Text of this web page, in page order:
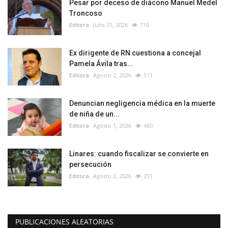
Pesar por deceso de diácono Manuel Medel
Troncoso
Editora Julio 31, 2026 710
Ex dirigente de RN cuestiona a concejal
Pamela Ávila tras...
Editora Agosto 2, 2026 511
Denuncian negligencia médica en la muerte
de niña de un...
Editora Agosto 1, 2026 460
Linares: cuando fiscalizar se convierte en
persecución
Editora Agosto 2, 2026 291
PUBLICACIONES ALEATORIAS